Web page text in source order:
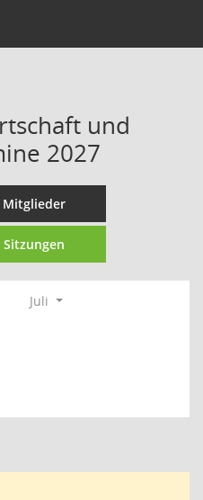
und
2027
Mitglieder
Sitzungen
Juli